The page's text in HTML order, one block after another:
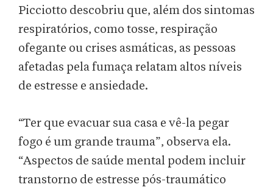
Picciotto descobriu que, além dos sintomas
respiratórios, como tosse, respiração
ofegante ou crises asmáticas, as pessoas
afetadas pela fumaça relatam altos níveis
de estresse e ansiedade.
“Ter que evacuar sua casa e vê-la pegar
fogo é um grande trauma”, observa ela.
“Aspectos de saúde mental podem incluir
transtorno de estresse pós-traumático